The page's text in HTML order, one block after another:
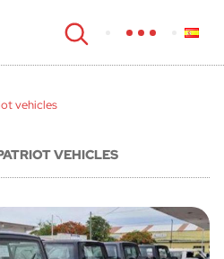
vehicles
VEHICLES